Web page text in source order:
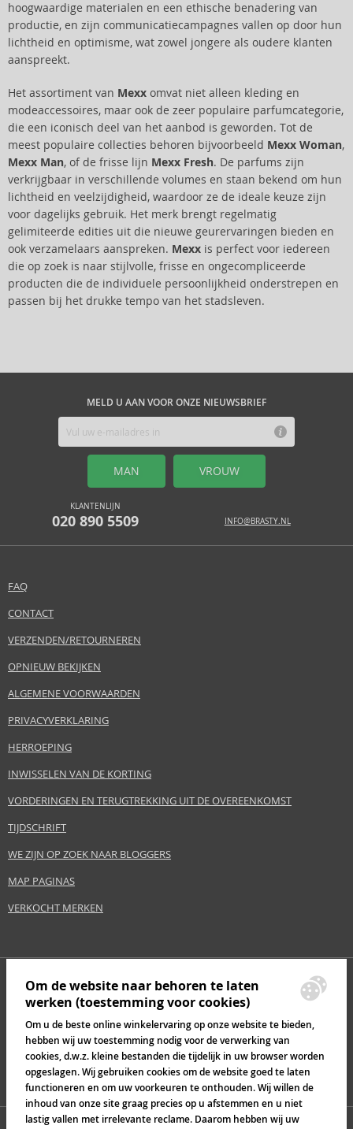
hoogwaardige materialen en een ethische benadering van
productie, en zijn communicatiecampagnes vallen op door hun
lichtheid en optimisme, wat zowel jongere als oudere klanten
aanspreekt.
Het assortiment van Mexx omvat niet alleen kleding en
modeaccessoires, maar ook de zeer populaire parfumcategorie,
die een iconisch deel van het aanbod is geworden. Tot de
meest populaire collecties behoren bijvoorbeeld Mexx Woman,
Mexx Man, of de frisse lijn Mexx Fresh. De parfums zijn
verkrijgbaar in verschillende volumes en staan bekend om hun
lichtheid en veelzijdigheid, waardoor ze de ideale keuze zijn
voor dagelijks gebruik. Het merk brengt regelmatig
gelimiteerde edities uit die nieuwe geurervaringen bieden en
ook verzamelaars aanspreken. Mexx is perfect voor iedereen
die op zoek is naar stijlvolle, frisse en ongecompliceerde
producten die de individuele persoonlijkheid onderstrepen en
passen bij het drukke tempo van het stadsleven.
MELD U AAN VOOR ONZE NIEUWSBRIEF
MAN VROUW
KLANTENLIJN
020 890 5509 INFO@BRASTY.NL
FAQ
CONTACT
VERZENDEN/RETOURNEREN
OPNIEUW BEKIJKEN
ALGEMENE VOORWAARDEN
PRIVACYVERKLARING
HERROEPING
INWISSELEN VAN DE KORTING
VORDERINGEN EN TERUGTREKKING UIT DE OVEREENKOMST
TIJDSCHRIFT
WE ZIJN OP ZOEK NAAR BLOGGERS
MAP PAGINAS
VERKOCHT MERKEN
Om de website naar behoren te laten
werken (toestemming voor cookies)
Om u de beste online winkelervaring op onze website te bieden,
hebben wij uw toestemming nodig voor de verwerking van
cookies, d.w.z. kleine bestanden die tijdelijk in uw browser worden
opgeslagen. Wij gebruiken cookies om de website goed te laten
functioneren en om uw voorkeuren te onthouden. Wij willen de
inhoud van onze site graag precies op u afstemmen en u niet
lastig vallen met irrelevante reclame. Daarom hebben wij uw